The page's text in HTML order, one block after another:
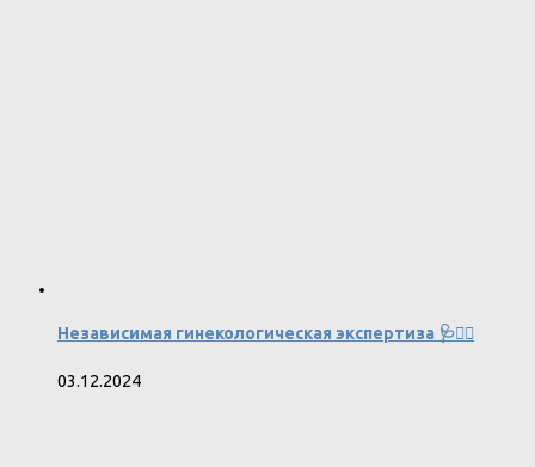
Независимая гинекологическая экспертиза 🩺👩‍⚕️
03.12.2024